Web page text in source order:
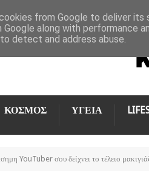
ΚΟΣΜΟΣ ΥΓΕΙΑ
YouTuber σου δείχνει το τέλειο
from Google to deliver its
Google along with performance
detect and address abuse.